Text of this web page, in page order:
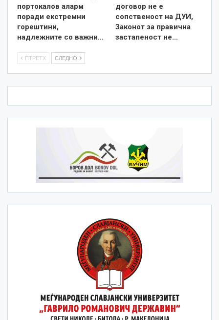
портокалов аларм
поради екстремни
горештини,
надлежните со важни…
договор не е
сопственост на ДУИ,
Законот за правична
застапеност не…
ПТРЕТХ СЛЕДНО